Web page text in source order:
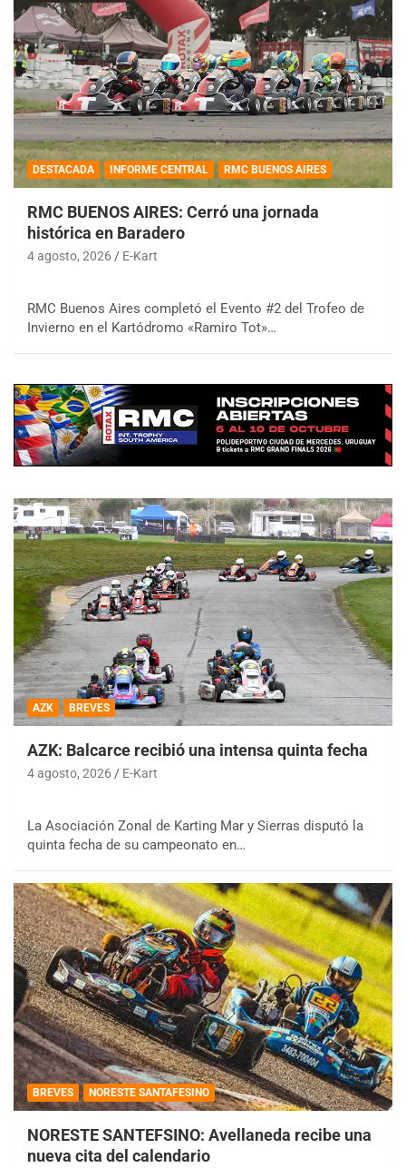
DESTACADA INFORME CENTRAL RMC BUENOS AIRES
RMC BUENOS AIRES: Cerró una jornada
histórica en Baradero
4 agosto, 2026 E-Kart
RMC Buenos Aires completó el Evento #2 del Trofeo de
Invierno en el Kartódromo «Ramiro Tot»…
AZK BREVES
AZK: Balcarce recibió una intensa quinta fecha
4 agosto, 2026 E-Kart
La Asociación Zonal de Karting Mar y Sierras disputó la
quinta fecha de su campeonato en…
BREVES NORESTE SANTAFESINO
NORESTE SANTEFSINO: Avellaneda recibe una
nueva cita del calendario